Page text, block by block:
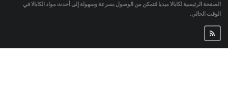
الصفحة الرئيسية لكابالا ميديا لتتمكن من الوصول بسرعة وسهولة إلى أحدث مواد الكابالا في
الوقت الحالي.